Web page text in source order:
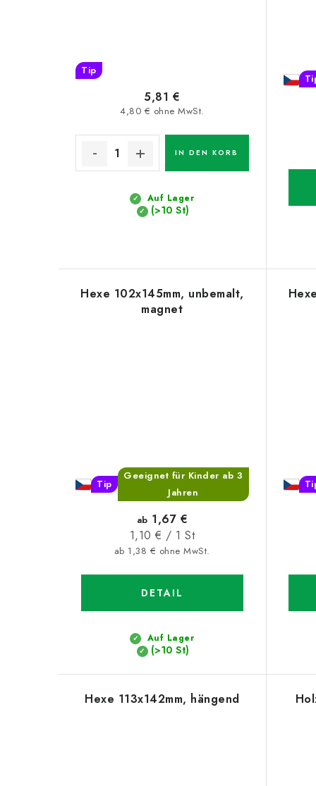
Tip
Auf Lager
(>10 St)
4,80 € ohne MwSt.
5,81 €
IN DEN KORB
Hexe 102x145mm, unbemalt,
magnet
Tip
Geeignet für Kinder ab 3
Jahren
Auf Lager
(>10 St)
ab 1,38 € ohne MwSt.
ab 1,67 €
Verkaufspreis:
1,10 € / 1 St
DETAIL
Hexe 113x142mm, hängend